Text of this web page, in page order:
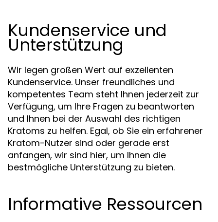
Kundenservice und
Unterstützung
Wir legen großen Wert auf exzellenten
Kundenservice. Unser freundliches und
kompetentes Team steht Ihnen jederzeit zur
Verfügung, um Ihre Fragen zu beantworten
und Ihnen bei der Auswahl des richtigen
Kratoms zu helfen. Egal, ob Sie ein erfahrener
Kratom-Nutzer sind oder gerade erst
anfangen, wir sind hier, um Ihnen die
bestmögliche Unterstützung zu bieten.
Informative Ressourcen